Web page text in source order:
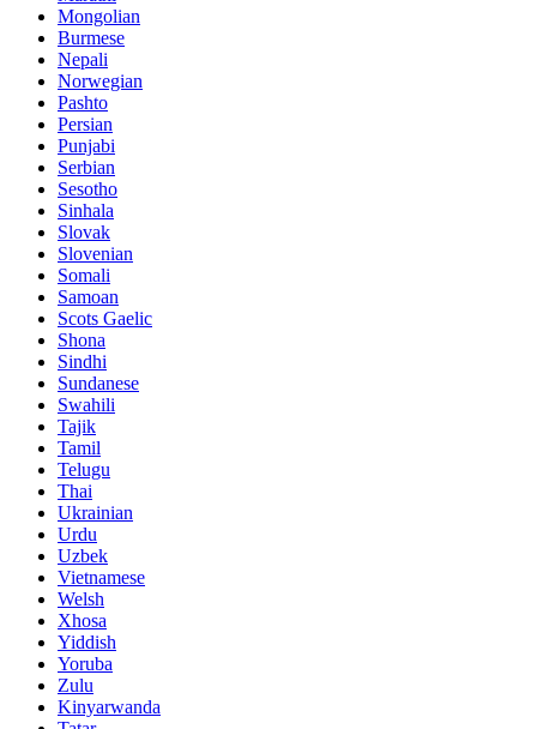
Mongolian
Burmese
Nepali
Norwegian
Pashto
Persian
Punjabi
Serbian
Sesotho
Sinhala
Slovak
Slovenian
Somali
Samoan
Scots Gaelic
Shona
Sindhi
Sundanese
Swahili
Tajik
Tamil
Telugu
Thai
Ukrainian
Urdu
Uzbek
Vietnamese
Welsh
Xhosa
Yiddish
Yoruba
Zulu
Kinyarwanda